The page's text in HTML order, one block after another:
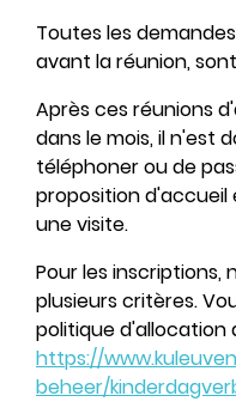
Toutes les
avant la réunion,
Après ces réunions
dans le mois, il n'est
téléphoner ou de
proposition d'accueil
une visite.
Pour les
plusieurs critères.
politique d'allocation
https://
beheer/